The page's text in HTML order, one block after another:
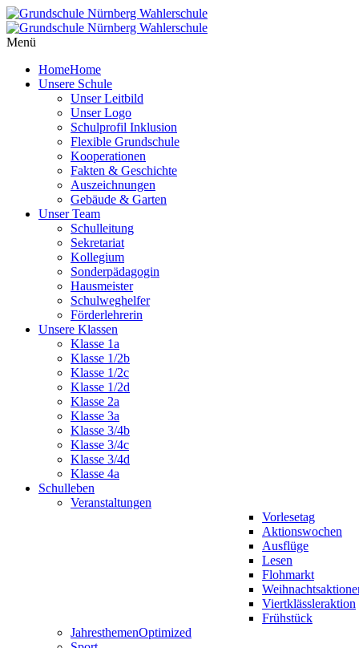
Menü
HomeHome
Unsere Schule
Unser Leitbild
Unser Logo
Schulprofil Inklusion
Flexible Grundschule
Kooperationen
Fakten & Geschichte
Auszeichnungen
Gebäude & Garten
Unser Team
Schulleitung
Sekretariat
Kollegium
Sonderpädagogin
Hausmeister
Schulweghelfer
Förderlehrerin
Unsere Klassen
Klasse 1a
Klasse 1/2b
Klasse 1/2c
Klasse 1/2d
Klasse 2a
Klasse 3a
Klasse 3/4b
Klasse 3/4c
Klasse 3/4d
Klasse 4a
Schulleben
Veranstaltungen
Vorlesetag
Aktionswochen
Ausflüge
Lesen
Flohmarkt
Viertklässleraktion
Frühstück
JahresthemenOptimized